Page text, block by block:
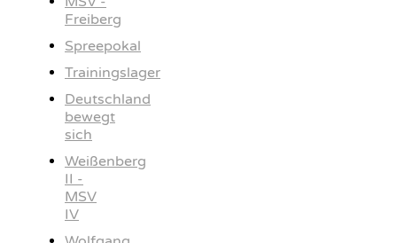
Freiberg
Spreepokal
Trainingslager
Deutschland
bewegt
sich
Weißenberg
II -
MSV
IV